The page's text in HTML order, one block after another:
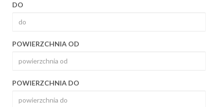
DO
POWIERZCHNIA OD
POWIERZCHNIA DO